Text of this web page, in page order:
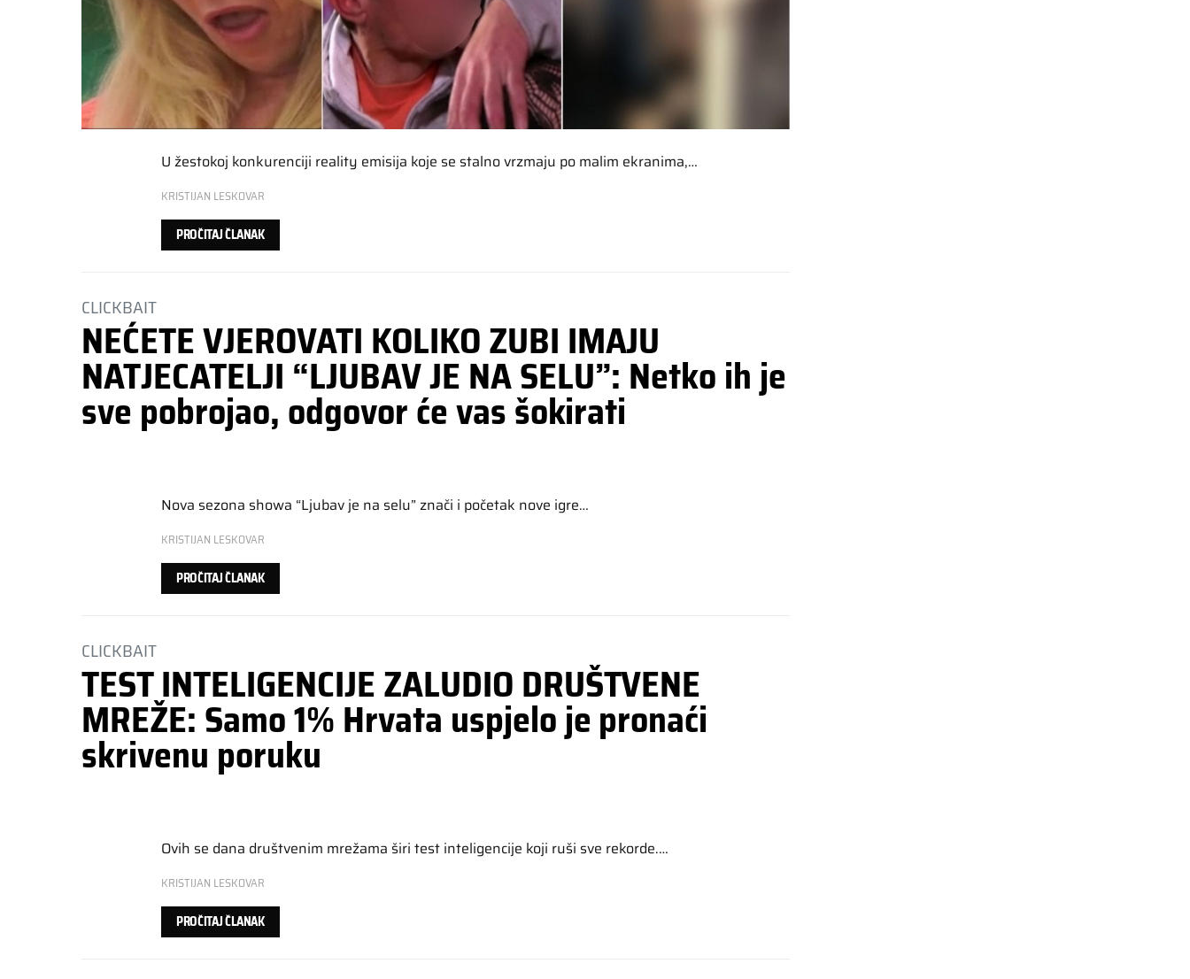
U žestokoj konkurenciji reality emisija koje se stalno vrzmaju po malim ekranima,…
KRISTIJAN LESKOVAR
PROČITAJ ČLANAK
CLICKBAIT
NEĆETE VJEROVATI KOLIKO ZUBI IMAJU
NATJECATELJI “LJUBAV JE NA SELU”: Netko ih je
sve pobrojao, odgovor će vas šokirati
Nova sezona showa “Ljubav je na selu” znači i početak nove igre…
KRISTIJAN LESKOVAR
PROČITAJ ČLANAK
CLICKBAIT
TEST INTELIGENCIJE ZALUDIO DRUŠTVENE
MREŽE: Samo 1% Hrvata uspjelo je pronaći
skrivenu poruku
Ovih se dana društvenim mrežama širi test inteligencije koji ruši sve rekorde.…
KRISTIJAN LESKOVAR
PROČITAJ ČLANAK